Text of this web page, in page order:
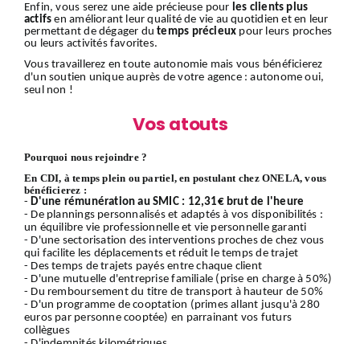
Enfin, vous serez une aide précieuse pour les clients plus
actifs en améliorant leur qualité de vie au quotidien et en leur
permettant de dégager dutemps précieux pour leurs proches
ou leurs activités favorites.
Vous travaillerez en toute autonomie mais vous bénéficierez
d'un soutien unique auprès de votre agence : autonome oui,
seul non !
Vos atouts
Pourquoi nous rejoindre ?
En CDI, à temps plein ou partiel, en postulant chez ONELA, vous
bénéficierez :
- D'une rémunération au SMIC : 12,31€ brut de l'heure
- De plannings personnalisés et adaptés à vos disponibilités :
un équilibre vie professionnelle et vie personnelle garanti
- D'une sectorisation des interventions proches de chez vous
qui facilite les déplacements et réduit le temps de trajet
- Des temps de trajets payés entre chaque client
- D'une mutuelle d'entreprise familiale (prise en charge à 50%)
- Du remboursement du titre de transport à hauteur de 50%
- D'un programme de cooptation (primes allant jusqu'à 280
euros par personne cooptée) en parrainant vos futurs
collègues